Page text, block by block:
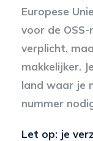
Europese
voor de
verplicht,
makkelijker.
land waar je
nummer
Let op: je